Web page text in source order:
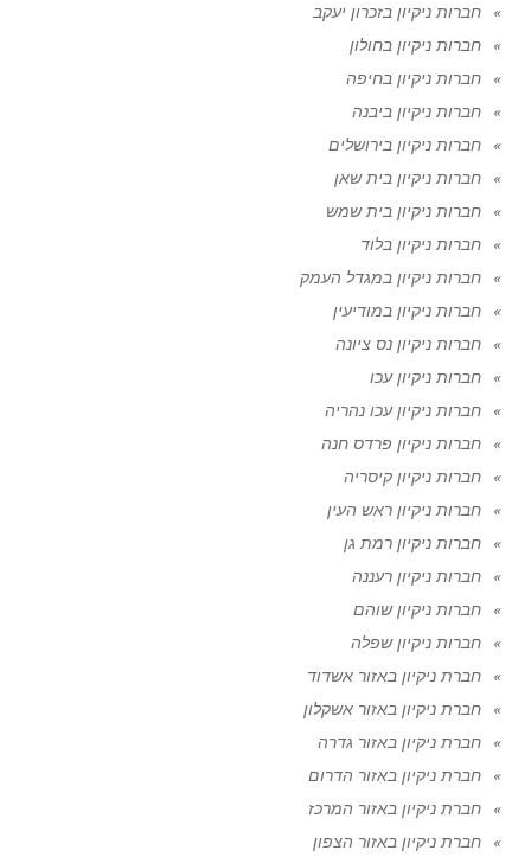
חברות ניקיון בזכרון יעקב
חברות ניקיון בחולון
חברות ניקיון בחיפה
חברות ניקיון ביבנה
חברות ניקיון בירושלים
חברות ניקיון בית שאן
חברות ניקיון בית שמש
חברות ניקיון בלוד
חברות ניקיון במגדל העמק
חברות ניקיון במודיעין
חברות ניקיון נס ציונה
חברות ניקיון עכו
חברות ניקיון עכו נהריה
חברות ניקיון פרדס חנה
חברות ניקיון קיסריה
חברות ניקיון ראש העין
חברות ניקיון רמת גן
חברות ניקיון רעננה
חברות ניקיון שוהם
חברות ניקיון שפלה
חברת ניקיון באזור אשדוד
חברת ניקיון באזור אשקלון
חברת ניקיון באזור גדרה
חברת ניקיון באזור הדרום
חברת ניקיון באזור המרכז
חברת ניקיון באזור הצפון